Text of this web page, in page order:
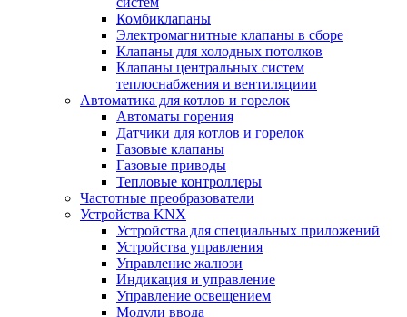
Комбиклапаны
Электромагнитные клапаны в сборе
Клапаны для холодных потолков
Клапаны центральных систем
теплоснабжения и вентиляциии
Автоматика для котлов и горелок
Автоматы горения
Датчики для котлов и горелок
Газовые клапаны
Газовые приводы
Тепловые контроллеры
Частотные преобразователи
Устройства KNX
Устройства для специальных приложений
Устройства управления
Управление жалюзи
Индикация и управление
Управление освещением
Модули ввода